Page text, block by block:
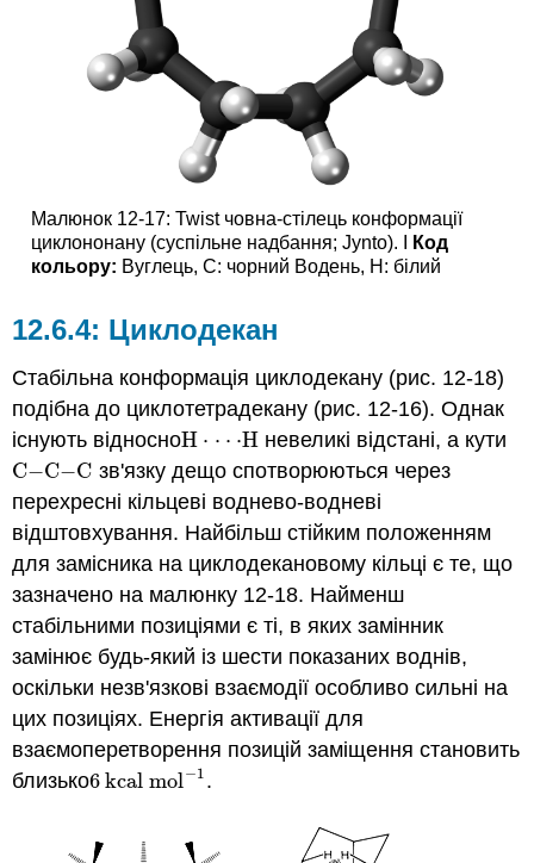
Малюнок 12-17: Twist човна-стілець конформації
циклононану (суспільне надбання; Jynto). I
Код
кольору: Вуглець, C: чорний Водень, H: білий
Циклодекан
Стабільна конформація циклодекану (рис. 12-18)
подібна до циклотетрадекану (рис. 12-16). Однак
існують відносноH ⋅ ⋅ ⋅ ⋅H
H⋅⋅ ⋅⋅ H невеликі відстані, а кути
C−C−C
C−C−C зв'язку дещо спотворюються через
перехресні кільцеві воднево-водневі
відштовхування. Найбільш стійким положенням
для замісника на циклодекановому кільці є те, що
зазначено на малюнку 12-18. Найменш
стабільними позиціями є ті, в яких замінник
замінює будь-який із шести показаних воднів,
оскільки незв'язкові взаємодії особливо сильні на
цих позиціях. Енергія активації для
взаємоперетворення позицій заміщення становить
близько6 kcal mol−1
6 kcal mol−1.